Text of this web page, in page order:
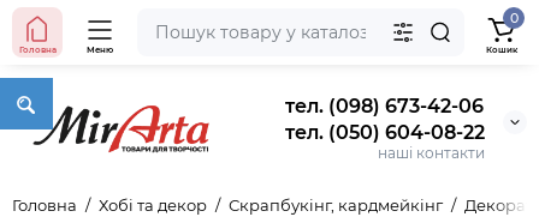
тел. (098) 673-42-06
тел. (050) 604-08-22
наші контакти
Головна Меню
0
Кошик
Головна Хобі та декор Скрапбукінг, кардмейкінг